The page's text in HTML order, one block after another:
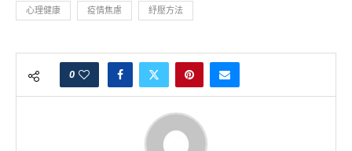
心理健康 疫情焦慮 紓壓方法
0